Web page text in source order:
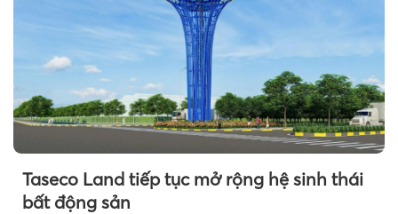
Taseco Land tiếp tục mở rộng hệ sinh thái
bất động sản